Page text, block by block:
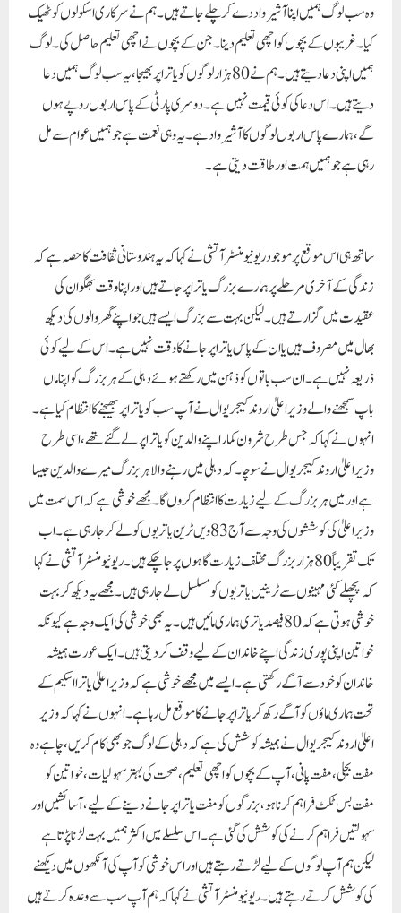
وہ سب لوگ ہمیں اپنا آشیرواد دے کر چلے جاتے ہیں۔ ہم نے سرکاری اسکولوں کو ٹھیک
کیا۔ غریبوں کے بچوں کو اچھی تعلیم دینا۔ جن کے بچوں نے اچھی تعلیم حاصل کی۔لوگ
ہمیں اپنی دعا دیتے ہیں۔ ہم نے 80 ہزار لوگوں کو یاترا پر بھیجا، یہ سب لوگ ہمیں دعا
دیتے ہیں۔ اس دعا کی کوئی قیمت نہیں ہے۔ دوسری پارٹی کے پاس اربوں روپے ہوں
گے، ہمارے پاس اربوں لوگوں کا آشیرواد ہے۔ یہ وہی نعمت ہے جو ہمیں عوام سے مل
رہی ہے جو ہمیں ہمت اور طاقت دیتی ہے۔
ساتھ ہی اس موقع پر موجود ریونیو منسٹر آتشی نے کہا کہ یہ ہندوستانی ثقافت کا حصہ ہے کہ
زندگی کے آخری مرحلے پر ہمارے بزرگ یاترا پر جاتے ہیں اور اپنا وقت بھگوان کی
عقیدت میں گزارتے ہیں۔ لیکن بہت سے بزرگ ایسے ہیں جو اپنے گھر والوں کی دیکھ
بھال میں مصروف ہیں یا ان کے پاس یاترا پر جانے کا وقت نہیں ہے۔اس کے لیے کوئی
ذریعہ نہیں ہے۔ ان سب باتوں کو ذہن میں رکھتے ہوئے دہلی کے ہر بزرگ کو اپنا ماں
باپ سمجھنے والے وزیر اعلیٰ اروند کیجریوال نے آپ سب کو یاترا پر بھیجنے کا انتظام کیا ہے۔
انہوں نے کہا کہ جس طرح شرون کمار اپنے والدین کو یاترا پر لے گئے تھے، اسی طرح
وزیر اعلیٰ اروند کیجریوال نے سوچا۔کہ دہلی میں رہنے والا ہر بزرگ میرے والدین جیسا
ہے اور میں ہر بزرگ کے لیے زیارت کا انتظام کروں گا۔ مجھے خوشی ہے کہ اس سمت میں
وزیر اعلیٰ کی کوششوں کی وجہ سے آج 83ویں ٹرین یاتریوں کو لے کر جا رہی ہے۔ اب
تک تقریباً 80 ہزار بزرگ مختلف زیارت گاہوں پر جا چکے ہیں۔ریونیو منسٹر آتشی نے کہا
کہ پچھلے کئی مہینوں سے ٹرینیں یاتریوں کو مسلسل لے جا رہی ہیں۔ مجھے یہ دیکھ کر بہت
خوشی ہوتی ہے کہ 80 فیصد یاتری ہماری مائیں ہیں۔ یہ بھی خوشی کی ایک وجہ ہے کیونکہ
خواتین اپنی پوری زندگی اپنے خاندان کے لیے وقف کردیتی ہیں۔ ایک عورت ہمیشہ
خاندان کو خود سے آگے رکھتی ہے۔ ایسے میں مجھے خوشی ہے کہ وزیر اعلیٰ یاترا اسکیم کے
تحت ہماری ماؤں کو آگے رکھ کر یاترا پر جانے کا موقع مل رہا ہے۔انہوں نے کہا کہ وزیر
اعلیٰ اروند کیجریوال نے ہمیشہ کوشش کی ہے کہ دہلی کے لوگ جو بھی کام کریں، چاہے وہ
مفت بجلی، مفت پانی، آپ کے بچوں کو اچھی تعلیم، صحت کی بہتر سہولیات، خواتین کو
مفت بس ٹکٹ فراہم کرنا ہو، بزرگوں کو مفت یاترا پر جانے دینے کے لیے،آسائشیں اور
سہولتیں فراہم کرنے کی کوشش کی گئی ہے۔ اس سلسلے میں اکثر ہمیں بہت لڑنا پڑتا ہے
لیکن ہم آپ لوگوں کے لیے لڑتے رہتے ہیں اور اس خوشی کو آپ کی آنکھوں میں دیکھنے
کی کوشش کرتے رہتے ہیں۔ ریونیو منسٹر آتشی نے کہا کہ ہم آپ سب سے وعدہ کرتے ہیں